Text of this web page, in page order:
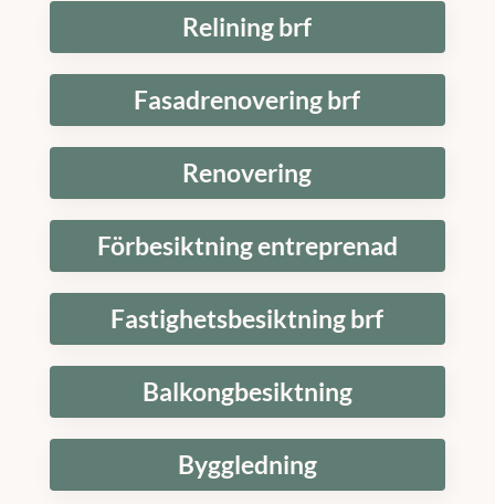
Relining brf
Fasadrenovering brf
Renovering
Förbesiktning entreprenad
Fastighetsbesiktning brf
Balkongbesiktning
Byggledning